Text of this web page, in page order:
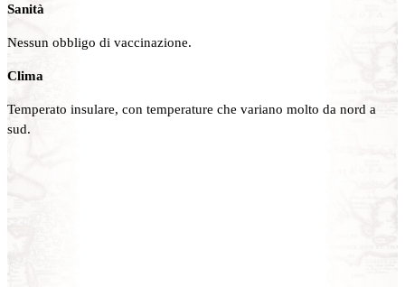
Sanità
Nessun obbligo di vaccinazione.
Clima
Temperato insulare, con temperature che variano molto da nord a
sud.